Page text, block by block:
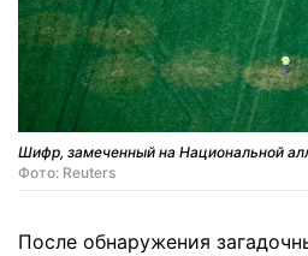
Шифр, замеченный на Национальной
Фото: Reuters
После обнаружения